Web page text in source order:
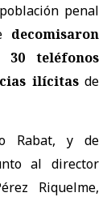
penal
decomisaron
30 teléfonos
ilícitasde
Rabat, y de
al director
Riquelme,